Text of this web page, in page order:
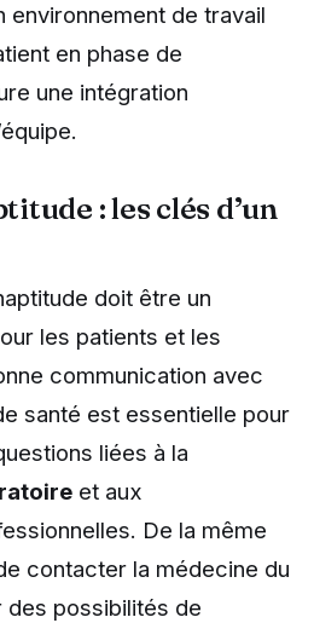
environnement de travail
en phase de
une intégration
: les clés d’un
doit être un
les patients et les
communication avec
santé est essentielle pour
liées à la
et aux
De la même
contacter la médecine du
possibilités de